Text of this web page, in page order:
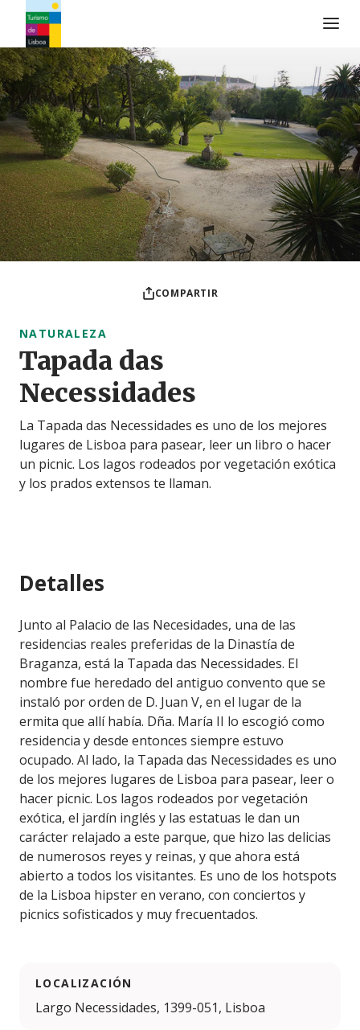
Logo de Turismo de Lisboa
COMPARTIR
NATURALEZA
Tapada das
Necessidades
La Tapada das Necessidades es uno de los mejores
lugares de Lisboa para pasear, leer un libro o hacer
un picnic. Los lagos rodeados por vegetación exótica
y los prados extensos te llaman.
Detalles
Junto al Palacio de las Necesidades, una de las
residencias reales preferidas de la Dinastía de
Braganza, está la Tapada das Necessidades. El
nombre fue heredado del antiguo convento que se
instaló por orden de D. Juan V, en el lugar de la
ermita que allí había. Dña. María II lo escogió como
residencia y desde entonces siempre estuvo
ocupado. Al lado, la Tapada das Necessidades es uno
de los mejores lugares de Lisboa para pasear, leer o
hacer picnic. Los lagos rodeados por vegetación
exótica, el jardín inglés y las estatuas le dan un
carácter relajado a este parque, que hizo las delicias
de numerosos reyes y reinas, y que ahora está
abierto a todos los visitantes. Es uno de los hotspots
de la Lisboa hipster en verano, con conciertos y
picnics sofisticados y muy frecuentados.
LOCALIZACIÓN
Largo Necessidades, 1399-051, Lisboa